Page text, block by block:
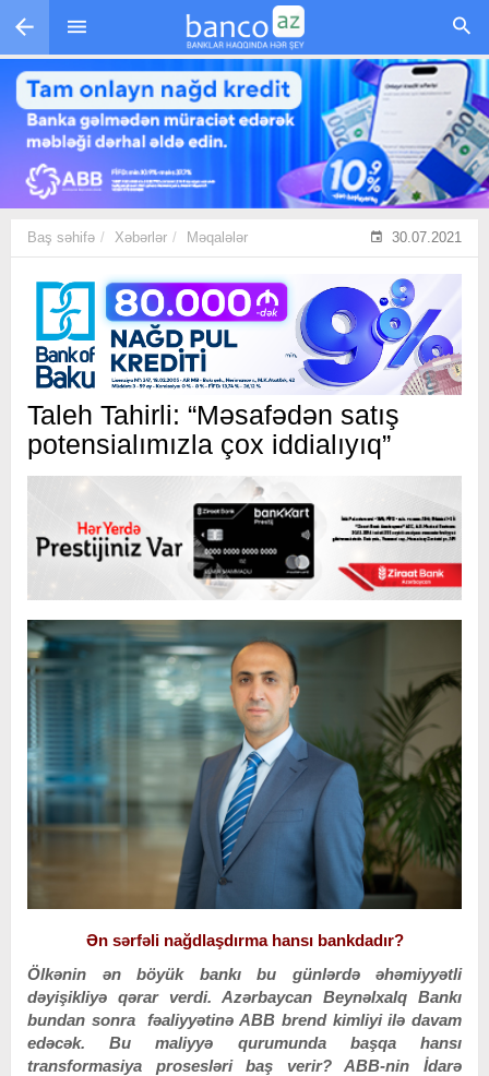
Skip to main content
Baş səhifə Xəbərlər Məqalələr 30.07.2021
Taleh Tahirli: “Məsafədən satış
potensialımızla çox iddialıyıq”
Ən sərfəli nağdlaşdırma hansı bankdadır?
Ölkənin ən böyük bankı bu günlərdə əhəmiyyətli
dəyişikliyə qərar verdi. Azərbaycan Beynəlxalq Bankı
bundan sonra fəaliyyətinə ABB brend kimliyi ilə davam
edəcək. Bu maliyyə qurumunda başqa hansı
transformasiya prosesləri baş verir? ABB-nin İdarə